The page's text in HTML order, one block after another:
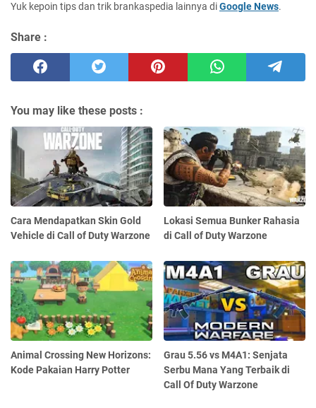
Yuk kepoin tips dan trik brankaspedia lainnya diGoogle News.
Share :
You may like these posts :
Cara Mendapatkan Skin Gold
Vehicle di Call of Duty Warzone
Lokasi Semua Bunker Rahasia
di Call of Duty Warzone
Animal Crossing New Horizons:
Kode Pakaian Harry Potter
Grau 5.56 vs M4A1: Senjata
Serbu Mana Yang Terbaik di
Call Of Duty Warzone